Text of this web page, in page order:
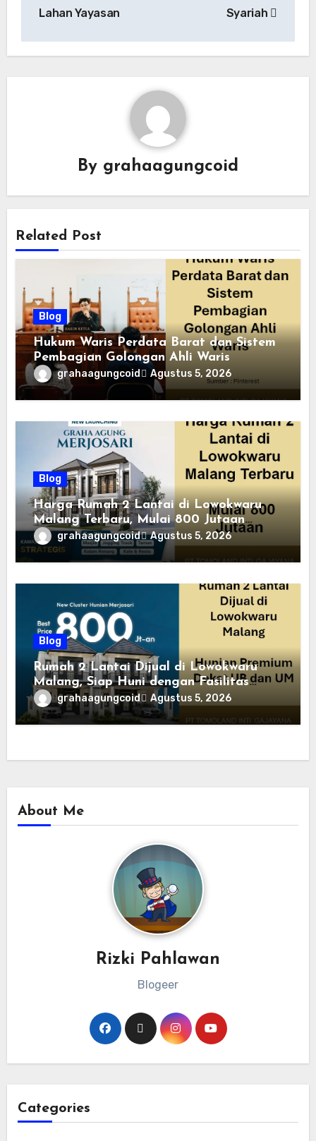
Lahan Yayasan
Syariah
By grahaagungcoid
Related Post
Blog
Hukum Waris Perdata Barat dan Sistem
Pembagian Golongan Ahli Waris
grahaagungcoid Agustus 5, 2026
Blog
Harga Rumah 2 Lantai di Lowokwaru
Malang Terbaru, Mulai 800 Jutaan
Tahun 2026
grahaagungcoid Agustus 5, 2026
Blog
Rumah 2 Lantai Dijual di Lowokwaru
Malang, Siap Huni dengan Fasilitas
Premium | Graha Agung by Tomoland
grahaagungcoid Agustus 5, 2026
About Me
Rizki Pahlawan
Blogeer
Categories